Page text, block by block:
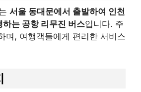
서울 동대문에서 출발하여 인천
는 공항 리무진 버스입니다. 주
며, 여행객들에게 편리한 서비스